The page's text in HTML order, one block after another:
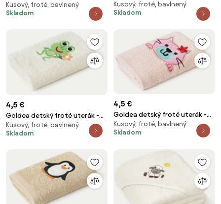
panda na svetlo sivej 30 x 50
cm
Kusový, froté, bavlnený
Skladom
ježko s jabĺčkom na zelenej 30 x
50 cm
Kusový, froté, bavlnený
Skladom
4,5 €
Goldea detský froté uterák -
žabka na smotanovej 30 x 50
cm
Kusový, froté, bavlnený
Skladom
4,5 €
Goldea detský froté uterák -
mačička na svetlo ružovej 30 x
50 cm
Kusový, froté, bavlnený
Skladom